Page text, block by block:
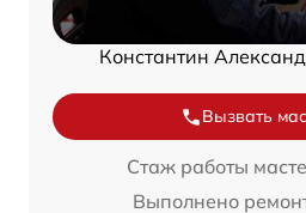
Константин
Вызвать
Стаж работы
Выполнено